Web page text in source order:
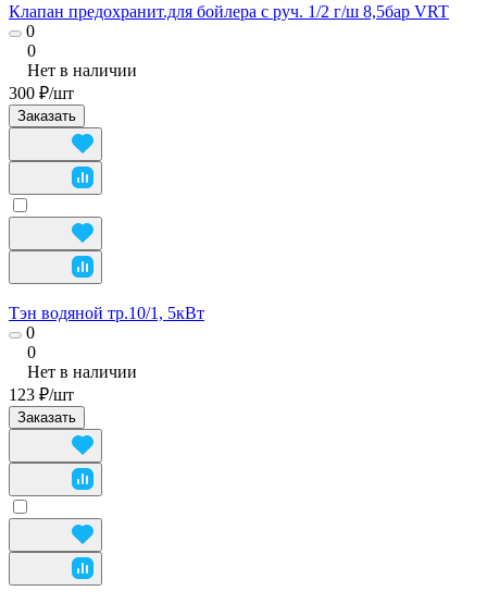
Клапан предохранит.для бойлера с руч. 1/2 г/ш 8,5бар VRT
0
0
Нет в наличии
300 ₽/шт
Заказать
Тэн водяной тр.10/1, 5кВт
0
0
Нет в наличии
123 ₽/шт
Заказать